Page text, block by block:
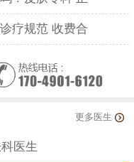
疗规范 收费合
更多医生
医生